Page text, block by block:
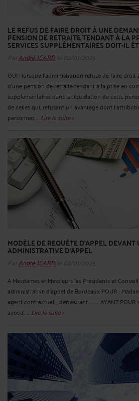
LE REFUS DE FAIRE DROIT À UNE
PENSION DE RETRAITE TENDANT À LA
SERVICES SUPPLÉMENTAIRES DOIT-IL
ParAndré ICARDle 02/01/2025
OUI : lorsque l'administration refuse de faire droit
d'une pension de retraite tendant à la prise en
supplémentaires dans la liquidation de cette
de celles qui, refusant un avantage dont
personnes ... Lire la suite >
MODÈLE DE REQUÊTE D'APPEL DEVANT
ADMINISTRATIVE D'APPEL
ParAndré ICARDle 02/01/2025
A Mesdames et Messieurs les Présidents et
administrative d’appel de Bordeaux POUR :
agent contractuel, , demeurant ……….. AYANT POUR
avocat ... Lire la suite >